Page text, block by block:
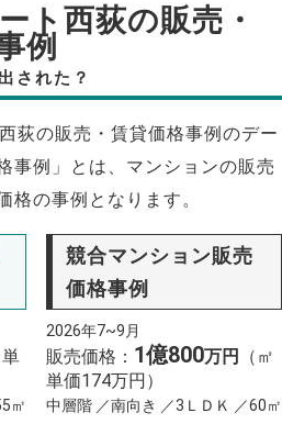
ト西荻の販売・
例
された？
荻の販売・賃貸価格事例のデー
事例」とは、マンションの販売
格の事例となります。
単
㎡
競合マンション販売
価格事例
2026年7~9月
販売価格： 1億800万円
（㎡
単価174万円）
中層階 ／南向き ／3ＬＤＫ ／60㎡